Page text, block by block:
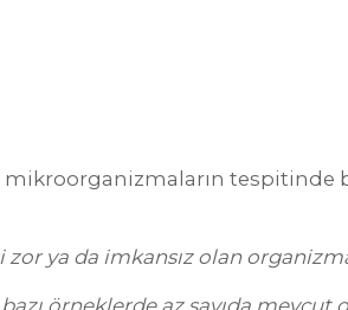
mikroorganizmaların tespitinde
ya da imkansız olan
örneklerde az sayıda mevcut